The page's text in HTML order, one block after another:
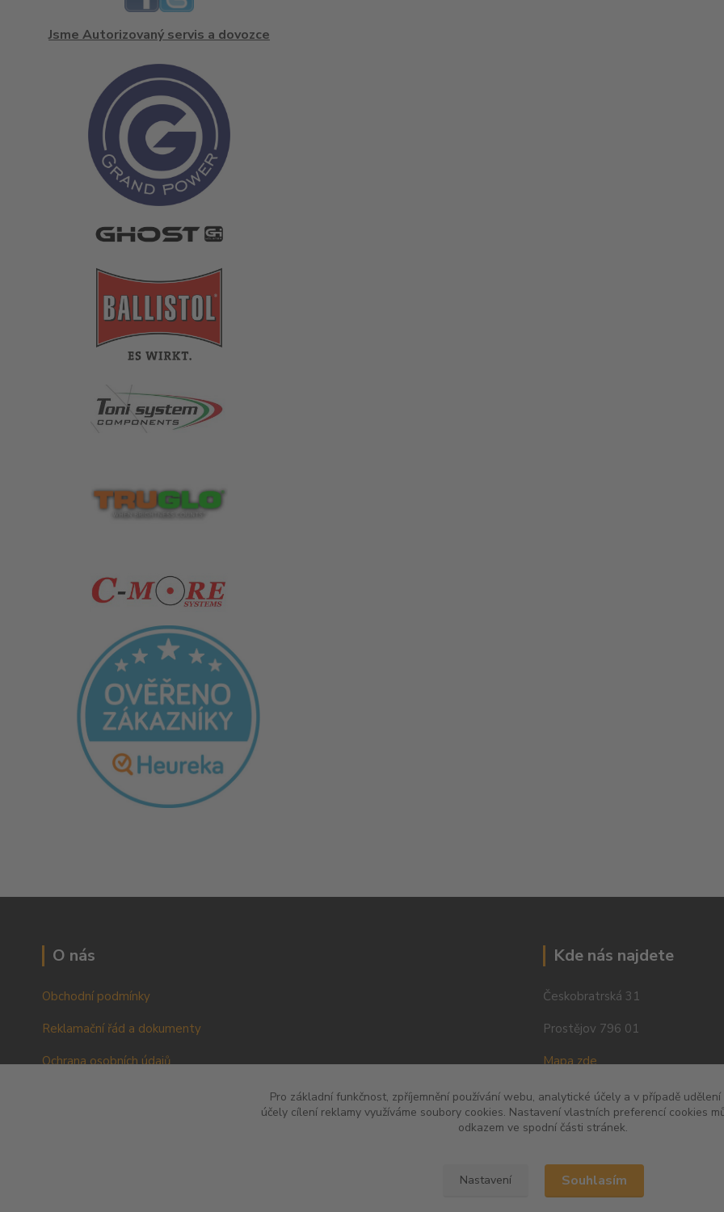
Jsme Autorizovaný servis a dovozce
O nás
Obchodní podmínky
Reklamační řád a dokumenty
Ochrana osobních údajů
Kde nás najdete
Českobratrská 31
Prostějov 796 01
Mapa zde
Pro základní funkčnost, zpříjemnění používání webu, analytické účely a v případě
účely cílení reklamy využíváme soubory cookies. Nastavení vlastních preferencí cookies
odkazem ve spodní části stránek.
Nastavení Souhlasím